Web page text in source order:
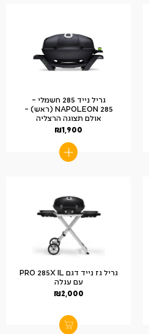
גריל נייד 285 חשמלי –
NAPOLEON 285 (ראש) –
אולם תצוגה הרצליה
₪1,900
גריל גז נייד דגם PRO 285X IL
עם עגלה
₪2,000